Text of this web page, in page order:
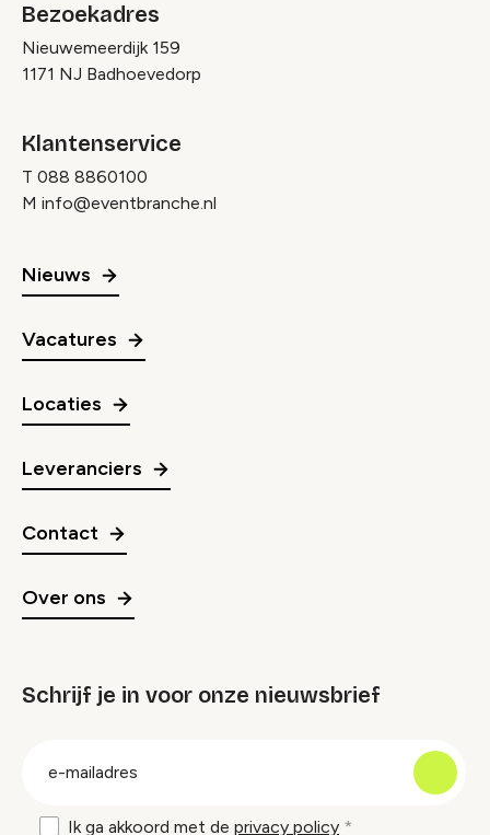
Bezoekadres
Nieuwemeerdijk 159
1171 NJ Badhoevedorp
Klantenservice
T 088 8860100
M info@eventbranche.nl
Nieuws
Vacatures
Locaties
Leveranciers
Contact
Over ons
Schrijf je in voor onze nieuwsbrief
Ik ga akkoord met de privacy policy